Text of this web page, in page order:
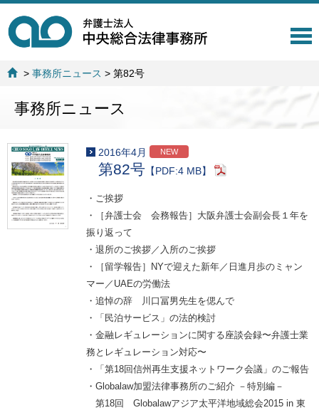
T
i
>事務所ニュース >第82号
事務所ニュース
2016年4月 NEW
第82号 【PDF:4 MB】
・ご挨拶
・［弁護士会 会務報告］大阪弁護士会副会長１年を
振り返って
・退所のご挨拶／入所のご挨拶
・［留学報告］NYで迎えた新年／日進月歩のミャン
マー／UAEの労働法
・追悼の辞 川口冨男先生を偲んで
・「民泊サービス」の法的検討
・金融レギュレーションに関する座談会録〜弁護士業
務とレギュレーション対応〜
・「第18回信州再生支援ネットワーク会議」のご報告
・Globalaw加盟法律事務所のご紹介 －特別編－
第18回 Globalawアジア太平洋地域総会2015 in 東